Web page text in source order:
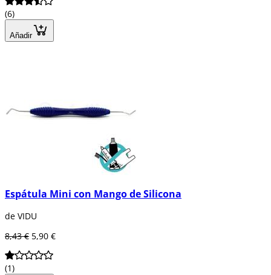
(6)
Añadir
Espátula Mini con Mango de Silicona
de VIDU
8,43 € 5,90 €
(1)